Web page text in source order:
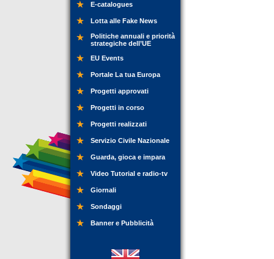
E-catalogues
Lotta alle Fake News
Politiche annuali e priorità
strategiche dell’UE
EU Events
Portale La tua Europa
Progetti approvati
Progetti in corso
Progetti realizzati
Servizio Civile Nazionale
Guarda, gioca e impara
Video Tutorial e radio-tv
Giornali
Sondaggi
Banner e Pubblicità